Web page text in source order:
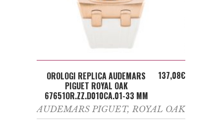
ADD TO CART
OROLOGI REPLICA AUDEMARS
PIGUET ROYAL OAK
67651OR.ZZ.D010CA.01-33 MM
137,08€
AUDEMARS PIGUET, ROYAL OAK